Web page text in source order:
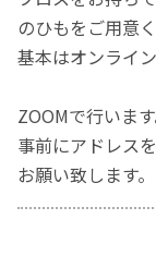
のひもをご用意
基本はオンライ
ZOOMで行います
事前にアドレス
お願い致します。